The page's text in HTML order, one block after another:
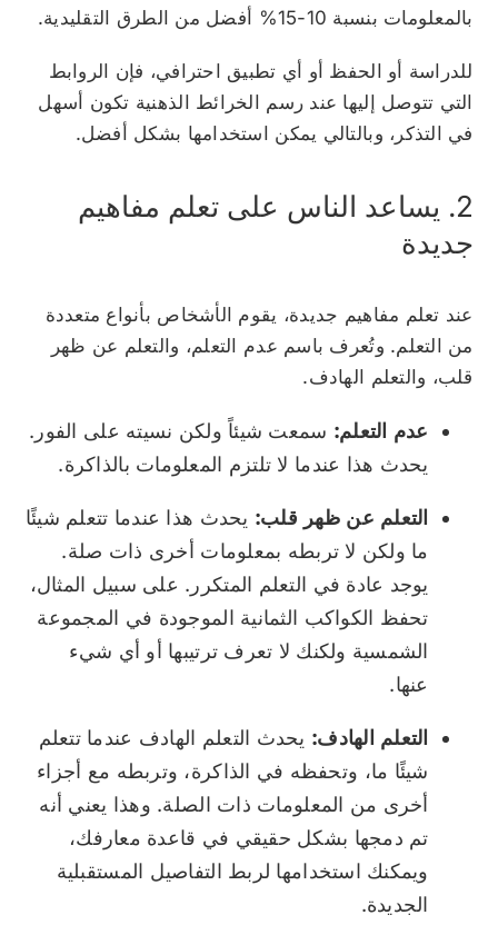
بالمعلومات بنسبة 10-15% أفضل من الطرق التقليدية.
للدراسة أو الحفظ أو أي تطبيق احترافي، فإن الروابط
التي تتوصل إليها عند رسم الخرائط الذهنية تكون أسهل
في التذكر، وبالتالي يمكن استخدامها بشكل أفضل.
2. يساعد الناس على تعلم مفاهيم
جديدة
عند تعلم مفاهيم جديدة، يقوم الأشخاص بأنواع متعددة
من التعلم. وتُعرف باسم عدم التعلم، والتعلم عن ظهر
قلب، والتعلم الهادف.
عدم التعلم: سمعت شيئاً ولكن نسيته على الفور.
يحدث هذا عندما لا تلتزم المعلومات بالذاكرة.
التعلم عن ظهر قلب: يحدث هذا عندما تتعلم شيئًا
ما ولكن لا تربطه بمعلومات أخرى ذات صلة.
يوجد عادة في التعلم المتكرر. على سبيل المثال،
تحفظ الكواكب الثمانية الموجودة في المجموعة
الشمسية ولكنك لا تعرف ترتيبها أو أي شيء
عنها.
التعلم الهادف: يحدث التعلم الهادف عندما تتعلم
شيئًا ما، وتحفظه في الذاكرة، وتربطه مع أجزاء
أخرى من المعلومات ذات الصلة. وهذا يعني أنه
تم دمجها بشكل حقيقي في قاعدة معارفك،
ويمكنك استخدامها لربط التفاصيل المستقبلية
الجديدة.